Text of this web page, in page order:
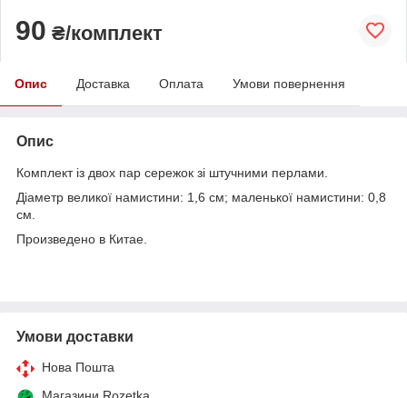
90 ₴/комплект
Опис Доставка Оплата Умови повернення
Опис
Комплект із двох пар сережок зі штучними перлами.
Діаметр великої намистини: 1,6 см; маленької намистини: 0,8
см.
Произведено в Китае.
Умови доставки
Нова Пошта
Магазини Rozetka